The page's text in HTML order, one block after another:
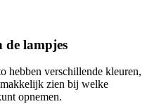
de lampjes
hebben verschillende kleuren,
zien bij welke
opnemen.